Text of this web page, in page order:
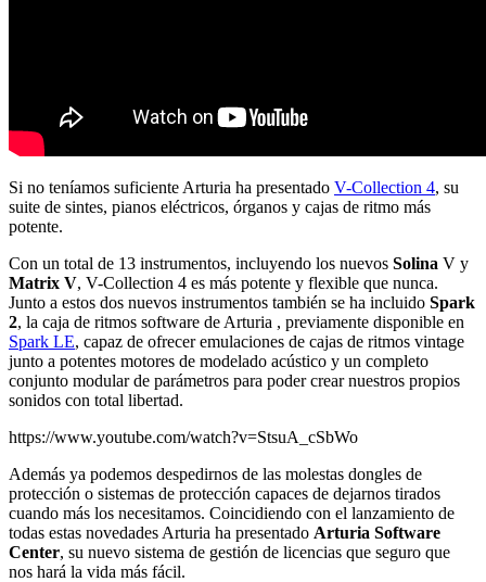
Si no teníamos suficiente Arturia ha presentado V-Collection 4, su
suite de sintes, pianos eléctricos, órganos y cajas de ritmo más
potente.
Con un total de 13 instrumentos, incluyendo los nuevos Solina V y
Matrix V, V-Collection 4 es más potente y flexible que nunca.
Junto a estos dos nuevos instrumentos también se ha incluido Spark
2, la caja de ritmos software de Arturia , previamente disponible en
Spark LE, capaz de ofrecer emulaciones de cajas de ritmos vintage
junto a potentes motores de modelado acústico y un completo
conjunto modular de parámetros para poder crear nuestros propios
sonidos con total libertad.
https://www.youtube.com/watch?v=StsuA_cSbWo
Además ya podemos despedirnos de las molestas dongles de
protección o sistemas de protección capaces de dejarnos tirados
cuando más los necesitamos. Coincidiendo con el lanzamiento de
todas estas novedades Arturia ha presentado Arturia Software
Center, su nuevo sistema de gestión de licencias que seguro que
nos hará la vida más fácil.